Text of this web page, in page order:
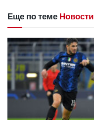
Еще по теме Новости